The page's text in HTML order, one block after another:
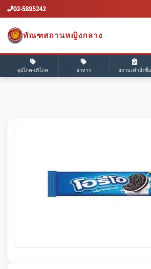
02-5895242
ทัณฑสถานหญิงกลาง
อุปโภค-บริโภค อาหาร สถานะคำสั่งซื้อ